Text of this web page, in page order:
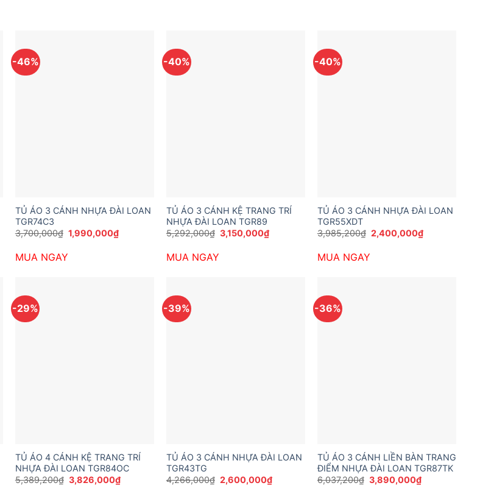
-46%
TỦ ÁO 3 CÁNH NHỰA ĐÀI LOAN
TGR74C3
3,700,000₫ Giá
gốc
1,990,000₫Giá
MUA NGAY
-40%
TỦ ÁO 3 CÁNH KỆ TRANG TRÍ
NHỰA ĐÀI LOAN TGR89
5,292,000₫ Giá
gốc
3,150,000₫Giá
MUA NGAY
-40%
TỦ ÁO 3 CÁNH NHỰA ĐÀI LOAN
TGR55XDT
3,985,200₫ Giá
gốc
2,400,000₫Giá
MUA NGAY
-29%
TỦ ÁO 4 CÁNH KỆ TRANG TRÍ
NHỰA ĐÀI LOAN TGR84OC
5,389,200₫ Giá
gốc
3,826,000₫Giá
-39%
TỦ ÁO 3 CÁNH NHỰA ĐÀI LOAN
TGR43TG
4,266,000₫ Giá
gốc
2,600,000₫Giá
-36%
TỦ ÁO 3 CÁNH LIỀN BÀN TRANG
ĐIỂM NHỰA ĐÀI LOAN TGR87TK
6,037,200₫ Giá
gốc
3,890,000₫Giá